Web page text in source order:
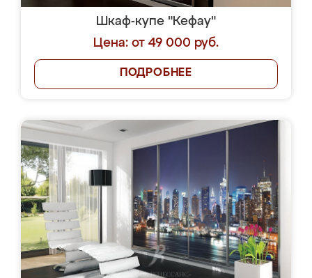
Шкаф-купе "Кефау"
Цена: от 49 000 руб.
ПОДРОБНЕЕ